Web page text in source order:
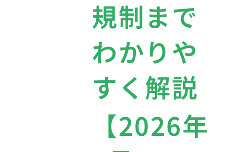
規制まで
わかりや
すく解説
【2026年